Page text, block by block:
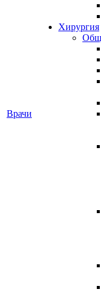
Врачи
Хирургия